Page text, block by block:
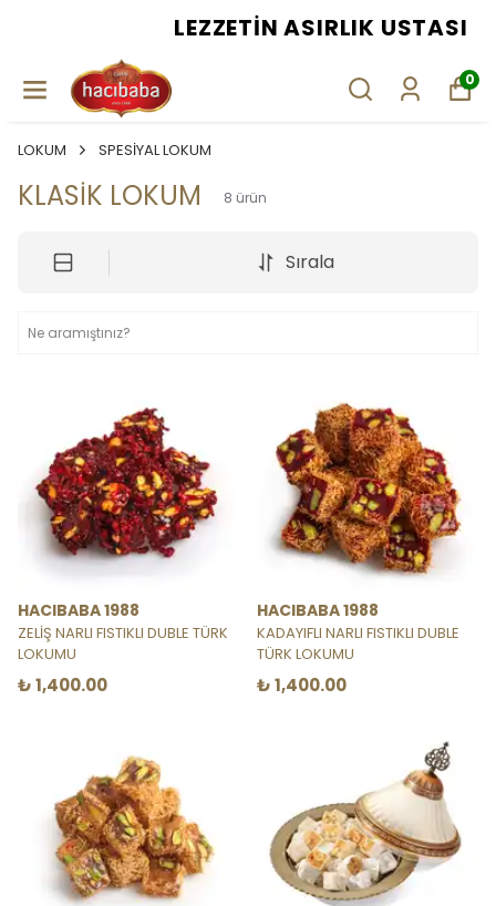
LEZZETIN ASIRLIK USTASI
0
LOKUM SPESİYAL LOKUM
KLASİK LOKUM 8 ürün
Sırala
HACIBABA 1988
ZELİŞ NARLI FISTIKLI DUBLE TÜRK
LOKUMU
₺ 1,400.00
HACIBABA 1988
KADAYIFLI NARLI FISTIKLI DUBLE
TÜRK LOKUMU
₺ 1,400.00